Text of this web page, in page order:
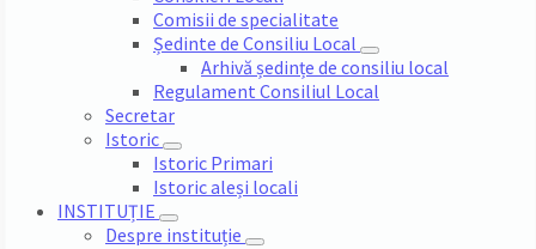
Comisii de specialitate
Ședinte de Consiliu Local
Arhivă ședințe de consiliu local
Regulament Consiliul Local
Secretar
Istoric
Istoric Primari
Istoric aleși locali
INSTITUȚIE
Despre instituție